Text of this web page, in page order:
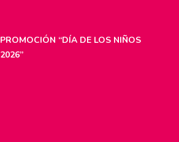
PROMOCIÓN “DÍA DE LOS NIÑOS
2026”